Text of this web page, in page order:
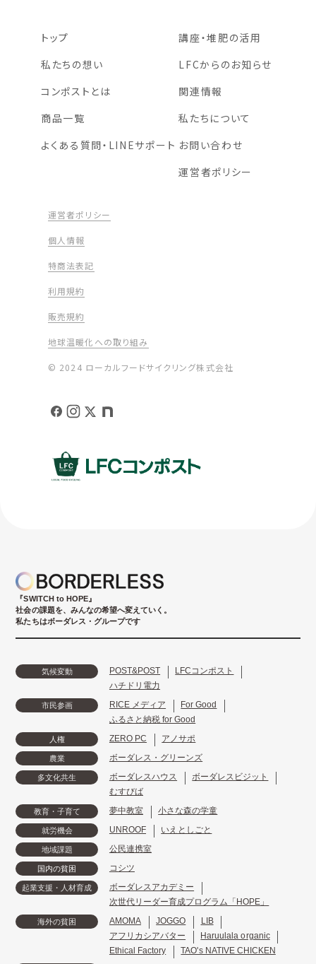
トップ
私たちの想い
コンポストとは
商品一覧
よくある質問・LINEサポート
講座・堆肥の活用
LFCからのお知らせ
関連情報
私たちについて
お問い合わせ
運営者ポリシー
© 2024 ローカルフードサイクリング株式会社
運営者ポリシー
個人情報
特商法表記
利用規約
販売規約
地球温暖化への取り組み
『SWITCH to HOPE』
社会の課題を、みんなの希望へ変えていく。
私たちはボーダレス・グループです
気候変動 POST&POST
LFCコンポスト
ハチドリ電力
市民参画 RICE メディア
For Good
ふるさと納税 for Good
人権 ZERO PC アノサポ
農業 ボーダレス・グリーンズ
多文化共生 ボーダレスハウス
ボーダレスビジット
むすびば
教育・子育て 夢中教室 小さな森の学童
就労機会 UNROOF いえとしごと
地域課題 公民連携室
国内の貧困 コシツ
起業支援・人材育成
ボーダレスアカデミー
次世代リーダー育成プログラム「HOPE」
海外の貧困 AMOMA JOGGO
LIB
アフリカシアバター
Haruulala organic
Ethical Factory
TAO's NATIVE CHICKEN